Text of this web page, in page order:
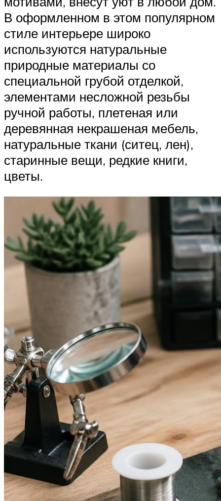
В оформленном в этом популярном
стиле интерьере широко
используются натуральные
природные материалы со
специальной грубой отделкой,
элементами несложной резьбы
ручной работы, плетеная или
деревянная некрашеная мебель,
натуральные ткани (ситец, лен),
старинные вещи, редкие книги,
цветы.